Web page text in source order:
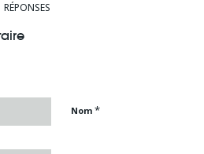
RÉPONSES
Nom *